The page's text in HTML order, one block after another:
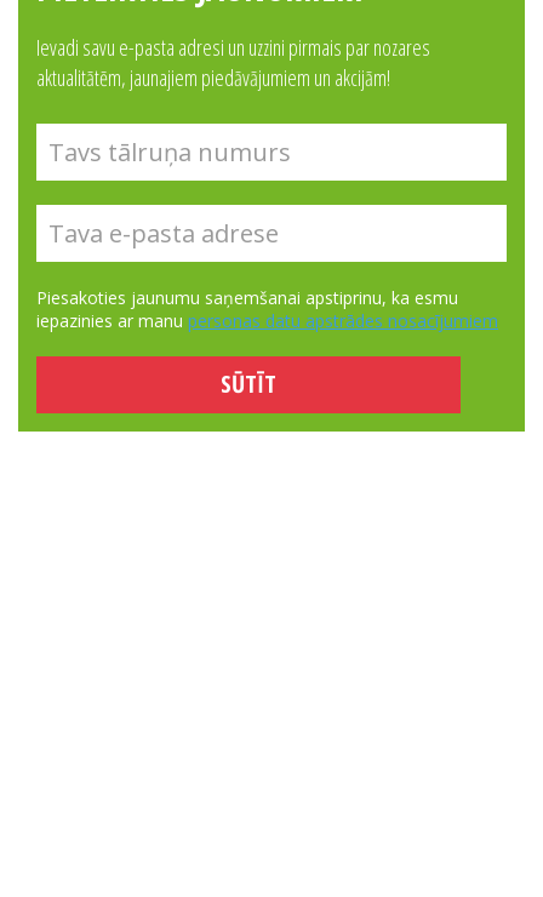
Ievadi savu e-pasta adresi un uzzini pirmais par nozares
aktualitātēm, jaunajiem piedāvājumiem un akcijām!
Piesakoties jaunumu saņemšanai apstiprinu, ka esmu
iepazinies ar manu personas datu apstrādes nosacījumiem